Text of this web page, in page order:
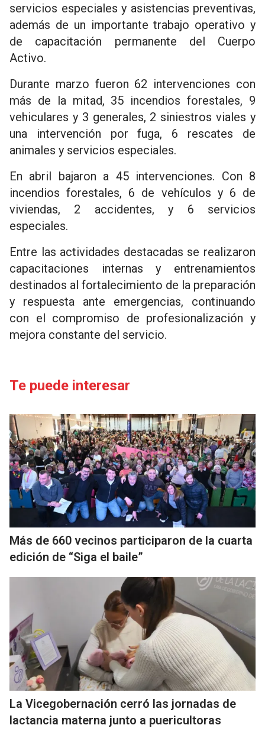
servicios especiales y asistencias preventivas,
además de un importante trabajo operativo y
de capacitación permanente del Cuerpo
Activo.
Durante marzo fueron 62 intervenciones con
más de la mitad, 35 incendios forestales, 9
vehiculares y 3 generales, 2 siniestros viales y
una intervención por fuga, 6 rescates de
animales y servicios especiales.
En abril bajaron a 45 intervenciones. Con 8
incendios forestales, 6 de vehículos y 6 de
viviendas, 2 accidentes, y 6 servicios
especiales.
Entre las actividades destacadas se realizaron
capacitaciones internas y entrenamientos
destinados al fortalecimiento de la preparación
y respuesta ante emergencias, continuando
con el compromiso de profesionalización y
mejora constante del servicio.
Te puede interesar
Más de 660 vecinos participaron de la cuarta
edición de “Siga el baile”
La Vicegobernación cerró las jornadas de
lactancia materna junto a puericultoras